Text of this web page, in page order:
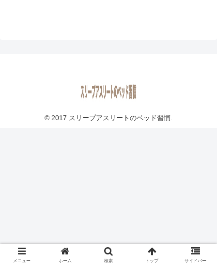
© 2017 スリープアスリートのベッド習慣.
メニュー ホーム 検索 トップ サイドバー